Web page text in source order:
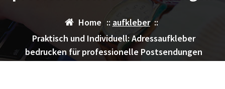
Home :: aufkleber::
Praktisch und Individuell: Adressaufkleber
bedrucken für professionelle Postsendungen